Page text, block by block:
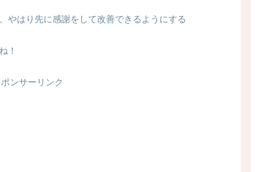
やはり先に感謝をして改善できるようにする
！
ンサーリンク